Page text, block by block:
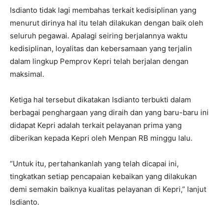
Isdianto tidak lagi membahas terkait kedisiplinan yang
menurut dirinya hal itu telah dilakukan dengan baik oleh
seluruh pegawai. Apalagi seiring berjalannya waktu
kedisiplinan, loyalitas dan kebersamaan yang terjalin
dalam lingkup Pemprov Kepri telah berjalan dengan
maksimal.
Ketiga hal tersebut dikatakan Isdianto terbukti dalam
berbagai penghargaan yang diraih dan yang baru-baru ini
didapat Kepri adalah terkait pelayanan prima yang
diberikan kepada Kepri oleh Menpan RB minggu lalu.
“Untuk itu, pertahankanlah yang telah dicapai ini,
tingkatkan setiap pencapaian kebaikan yang dilakukan
demi semakin baiknya kualitas pelayanan di Kepri,” lanjut
Isdianto.